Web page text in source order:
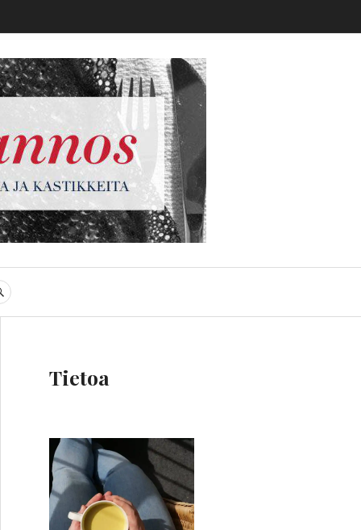
SEARCH
Tietoa